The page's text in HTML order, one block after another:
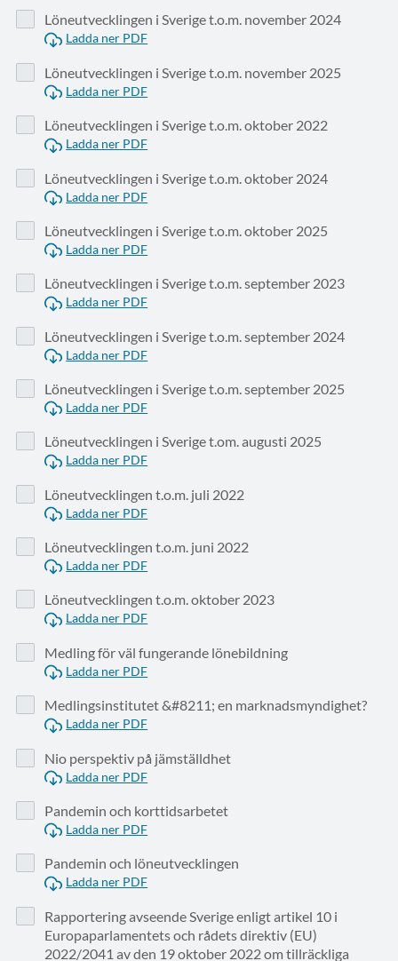
Löneutvecklingen i Sverige t.o.m. november 2024
Ladda ner PDF
Löneutvecklingen i Sverige t.o.m. november 2025
Ladda ner PDF
Löneutvecklingen i Sverige t.o.m. oktober 2022
Ladda ner PDF
Löneutvecklingen i Sverige t.o.m. oktober 2024
Ladda ner PDF
Löneutvecklingen i Sverige t.o.m. oktober 2025
Ladda ner PDF
Löneutvecklingen i Sverige t.o.m. september 2023
Ladda ner PDF
Löneutvecklingen i Sverige t.o.m. september 2024
Ladda ner PDF
Löneutvecklingen i Sverige t.o.m. september 2025
Ladda ner PDF
Löneutvecklingen i Sverige t.om. augusti 2025
Ladda ner PDF
Löneutvecklingen t.o.m. juli 2022
Ladda ner PDF
Löneutvecklingen t.o.m. juni 2022
Ladda ner PDF
Löneutvecklingen t.o.m. oktober 2023
Ladda ner PDF
Medling för väl fungerande lönebildning
Ladda ner PDF
Medlingsinstitutet &#8211; en marknadsmyndighet?
Ladda ner PDF
Nio perspektiv på jämställdhet
Ladda ner PDF
Pandemin och korttidsarbetet
Ladda ner PDF
Pandemin och löneutvecklingen
Ladda ner PDF
Rapportering avseende Sverige enligt artikel 10 i
Europaparlamentets och rådets direktiv (EU)
2022/2041 av den 19 oktober 2022 om tillräckliga